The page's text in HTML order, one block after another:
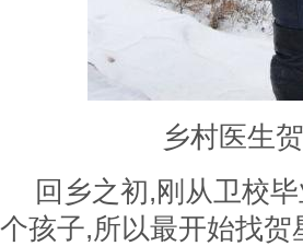
乡村医生
回乡之初,刚从卫校
个孩子,所以最开始找贺